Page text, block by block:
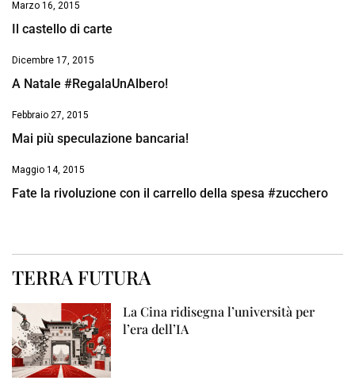
Marzo 16, 2015
Il castello di carte
Dicembre 17, 2015
A Natale #RegalaUnAlbero!
Febbraio 27, 2015
Mai più speculazione bancaria!
Maggio 14, 2015
Fate la rivoluzione con il carrello della spesa #zucchero
TERRA FUTURA
La Cina ridisegna l’università per
l’era dell’IA